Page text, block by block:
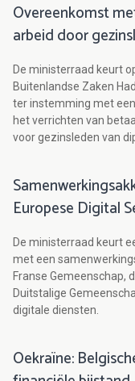
Overeenkomst
arbeid door
De ministerraad keurt
Buitenlandse Zaken
ter instemming met
het verrichten van
voor gezinsleden van
Europese Digital
De ministerraad keurt
met een
Franse Gemeenschap,
Duitstalige
digitale diensten.
Oekraïne: